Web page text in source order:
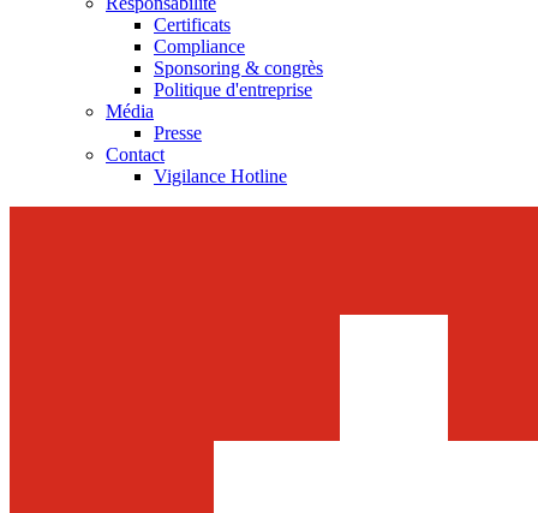
Certificats
Compliance
Sponsoring & congrès
Politique d'entreprise
Média
Presse
Contact
Vigilance Hotline